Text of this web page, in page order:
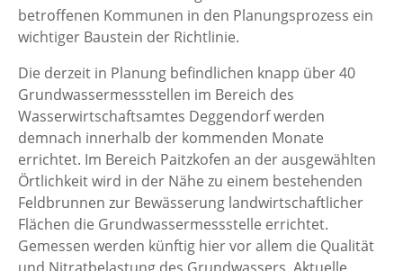
betroffenen Kommunen in den Planungsprozess ein
wichtiger Baustein der Richtlinie.
Die derzeit in Planung befindlichen knapp über 40
Grundwassermessstellen im Bereich des
Wasserwirtschaftsamtes Deggendorf werden
demnach innerhalb der kommenden Monate
errichtet. Im Bereich Paitzkofen an der ausgewählten
Örtlichkeit wird in der Nähe zu einem bestehenden
Feldbrunnen zur Bewässerung landwirtschaftlicher
Flächen die Grundwassermessstelle errichtet.
Gemessen werden künftig hier vor allem die Qualität